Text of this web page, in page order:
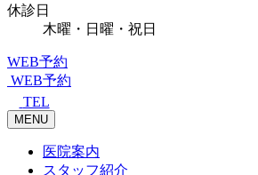
休診日
木曜・日曜・祝日
WEB予約
WEB予約
TEL
MENU
医院案内
スタッフ紹介